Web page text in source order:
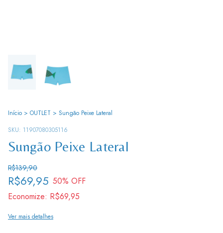
Início > OUTLET > Sungão Peixe Lateral
SKU: 11907080305116
Sungão Peixe Lateral
R$139,90
R$69,95 50% OFF
Economize: R$69,95
Ver mais detalhes